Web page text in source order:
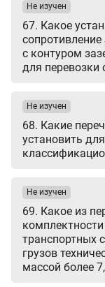
67. Какое
с контуром
для перевозки
Не изучен
68. Какие
установить
Не изучен
69. Какое из
транспортных
грузов
массой более
Не изучен